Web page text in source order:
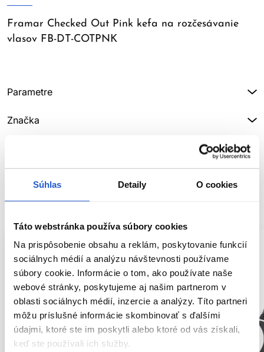
Súhlas Detaily O cookies
Táto webstránka používa súbory cookies
Na prispôsobenie obsahu a reklám, poskytovanie funkcií
sociálnych médií a analýzu návštevnosti používame
súbory cookie. Informácie o tom, ako používate naše
webové stránky, poskytujeme aj našim partnerom v
oblasti sociálnych médií, inzercie a analýzy. Títo partneri
môžu príslušné informácie skombinovať s ďalšími
údajmi, ktoré ste im poskytli alebo ktoré od vás získali,
keď ste používali ich služby.
Framar Checked Out Pink kefa na rozčesávanie
vlasov FB-DT-COTPNK
Parametre
Značka
SÚVISIACE PRODUKTY